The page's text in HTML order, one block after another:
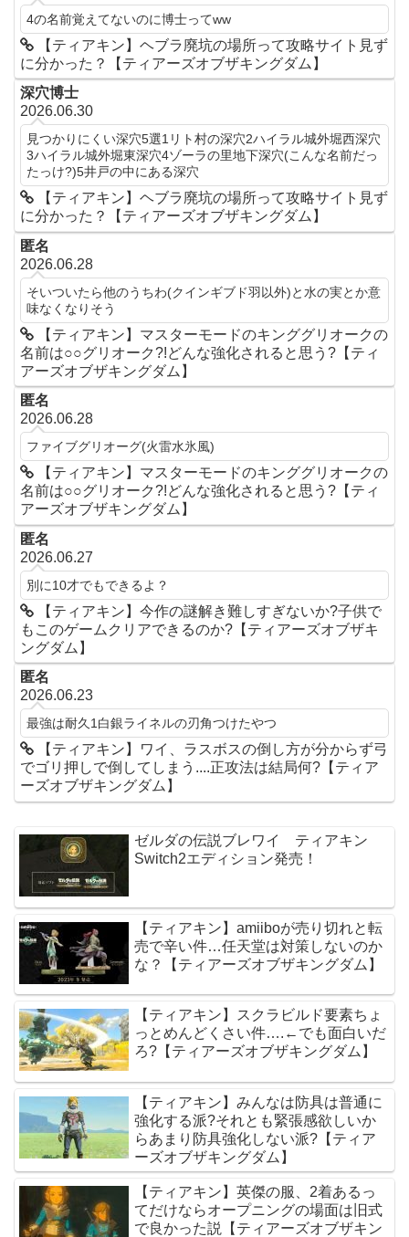
4の名前覚えてないのに博士ってww
【ティアキン】ヘブラ廃坑の場所って攻略サイト見ず
に分かった？【ティアーズオブザキングダム】
深穴博士
2026.06.30
見つかりにくい深穴5選1リト村の深穴2ハイラル城外堀西深穴
3ハイラル城外堀東深穴4ゾーラの里地下深穴(こんな名前だっ
たっけ?)5井戸の中にある深穴
【ティアキン】ヘブラ廃坑の場所って攻略サイト見ず
に分かった？【ティアーズオブザキングダム】
匿名
2026.06.28
そいついたら他のうちわ(クインギブド羽以外)と水の実とか意
味なくなりそう
【ティアキン】マスターモードのキンググリオークの
名前は○○グリオーク?!どんな強化されると思う?【ティ
アーズオブザキングダム】
匿名
2026.06.28
ファイブグリオーグ(火雷水氷風)
【ティアキン】マスターモードのキンググリオークの
名前は○○グリオーク?!どんな強化されると思う?【ティ
アーズオブザキングダム】
匿名
2026.06.27
別に10才でもできるよ？
【ティアキン】今作の謎解き難しすぎないか?子供で
もこのゲームクリアできるのか?【ティアーズオブザキ
ングダム】
匿名
2026.06.23
最強は耐久1白銀ライネルの刃角つけたやつ
【ティアキン】ワイ、ラスボスの倒し方が分からず弓
でゴリ押しで倒してしまう....正攻法は結局何?【ティア
ーズオブザキングダム】
ゼルダの伝説ブレワイ ティアキン
Switch2エディション発売！
【ティアキン】amiiboが売り切れと転
売で辛い件…任天堂は対策しないのか
な？【ティアーズオブザキングダム】
【ティアキン】スクラビルド要素ちょ
っとめんどくさい件….←でも面白いだ
ろ?【ティアーズオブザキングダム】
【ティアキン】みんなは防具は普通に
強化する派?それとも緊張感欲しいか
らあまり防具強化しない派?【ティア
ーズオブザキングダム】
【ティアキン】英傑の服、2着あるっ
てだけならオープニングの場面は旧式
で良かった説【ティアーズオブザキン